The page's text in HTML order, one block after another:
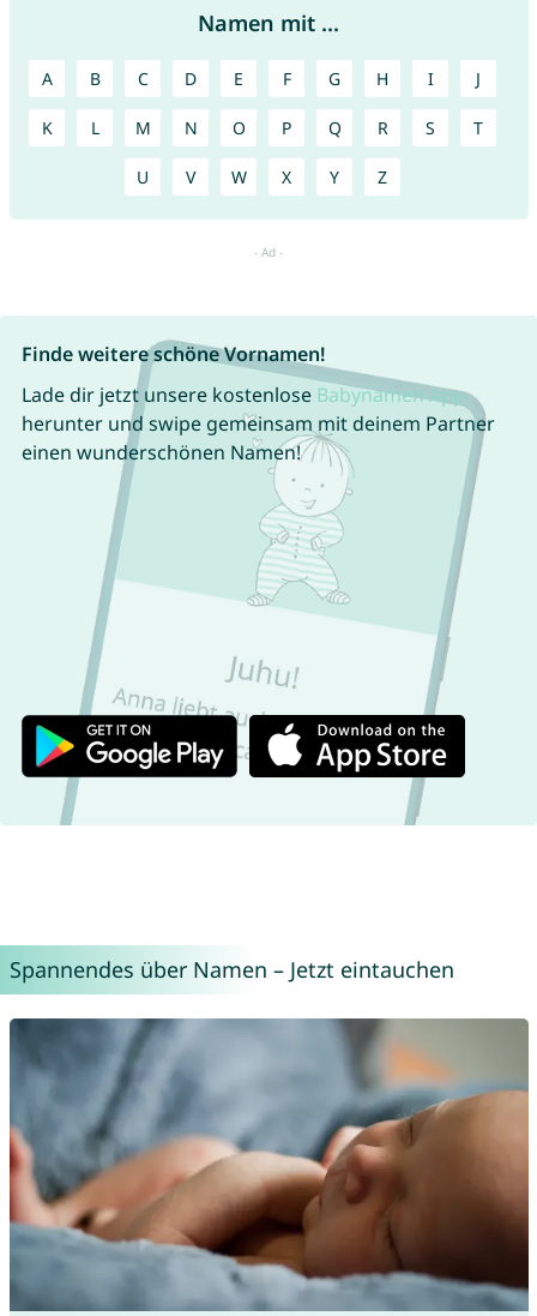
Namen mit ...
A B C D E F G H I J
K L M N O P Q R S T
U V W X Y Z
Finde weitere schöne Vornamen!
Lade dir jetzt unsere kostenlose Babynamen App
herunter und swipe gemeinsam mit deinem Partner
einen wunderschönen Namen!
Spannendes über Namen – Jetzt eintauchen